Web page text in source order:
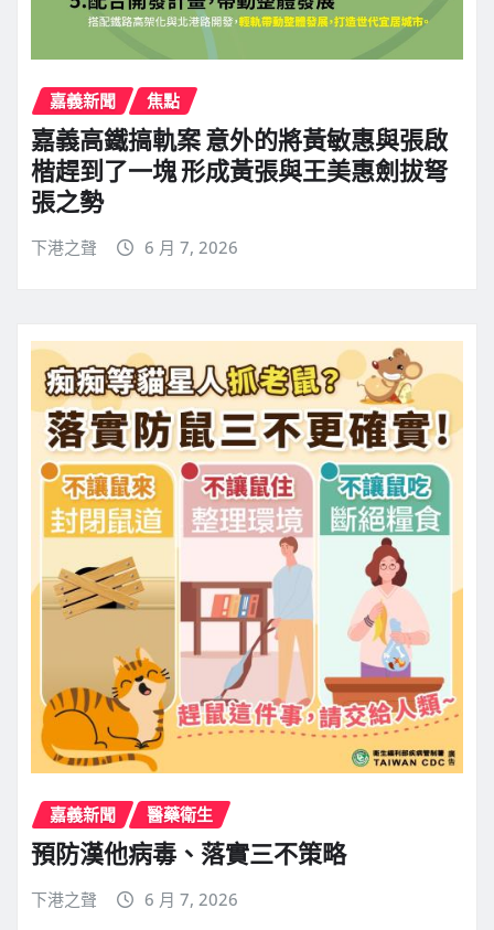
嘉義新聞 焦點
嘉義高鐵搞軌案 意外的將黃敏惠與張啟
楷趕到了一塊 形成黃張與王美惠劍拔弩
張之勢
下港之聲 6 月 7, 2026
嘉義新聞 醫藥衛生
預防漢他病毒、落實三不策略
下港之聲 6 月 7, 2026